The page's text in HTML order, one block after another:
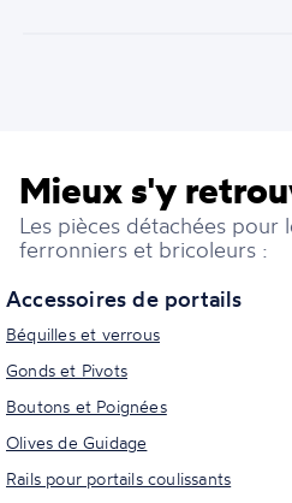
Mieux s'y
Les pièces détachées pour
ferronniers et bricoleurs :
Accessoires de portails
Béquilles et verrous
Gonds et Pivots
Boutons et Poignées
Olives de Guidage
Rails pour portails coulissants